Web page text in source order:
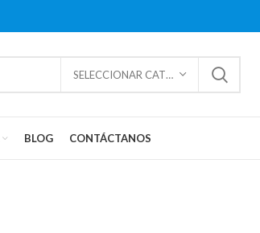
SELECCIONAR CATEGORÍAS
BLOG CONTÁCTANOS